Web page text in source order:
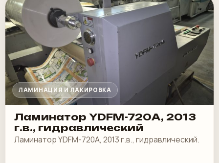
ЛАМИНАЦИЯ И ЛАКИРОВКА
Ламинатор YDFM-720А, 2013
г.в., гидравлический
Ламинатор YDFM-720А, 2013 г.в., гидравлический.